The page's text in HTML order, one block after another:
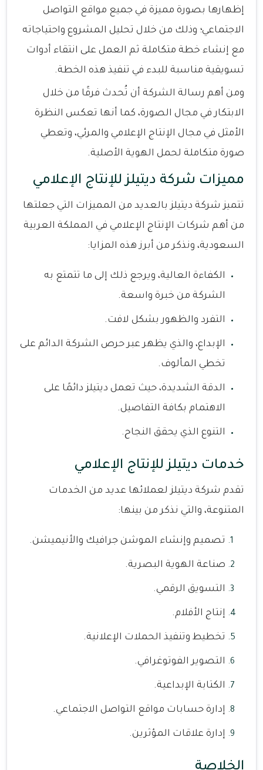
إظهارها بصورة مميزة في جميع مواقع التواصل
الاجتماعي؛ وذلك من خلال تحليل المشروع واحتياجاته
مع إنشاء خطة متكاملة ثم العمل على انتقاء أدوات
تسويقية مناسبة للبدء في تنفيذ هذه الخطة.
ومن أهم رسالة الشركة أن تُحدث فرقًا من خلال
الابتكار في مجال الصورة، كما أنها تعكس النظرة
الأمثل في مجال الإنتاج الإعلامي والمرئي، وتعطي
صورة متكاملة لحمل الهوية الأصلية.
مميزات شركة ديتيلز للإنتاج الإعلامي
تتميز شركة ديتيلز بالعديد من المميزات التي جعلتها
من أهم شركات الإنتاج الإعلامي في المملكة العربية
السعودية، ونذكر من أبرز هذه المزايا:
الكفاءة العالية، ويرجع ذلك إلى ما تتمتع به
الشركة من خبرة واسعة.
التفرد والظهور بشكل لافت.
الإبداع، والذي يظهر عبر حرص الشركة الدائم على
تخطي المألوف.
الدقة الشديدة، حيث تعمل ديتيلز دائمًا على
الاهتمام بكافة التفاصيل.
التنوع الذي يحقق النجاح.
خدمات ديتيلز للإنتاج الإعلامي
تقدم شركة ديتيلز لعملائها عديد من الخدمات
المتنوعة، والتي نذكر من بينها:
تصميم وإنشاء الموشن جرافيك والأنيميشن.
صناعة الهوية البصرية.
التسويق الرقمي.
إنتاج الأفلام.
تخطيط وتنفيذ الحملات الإعلانية.
التصوير الفوتوغرافي.
الكتابة الإبداعية.
إدارة حسابات مواقع التواصل الاجتماعي.
إدارة علاقات المؤثرين.